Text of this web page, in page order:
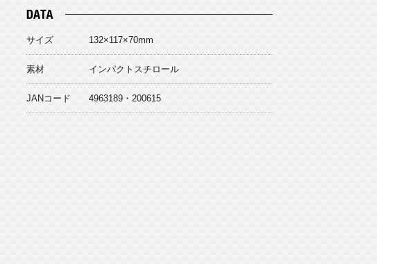
サイズ 132×117×70mm
素材 インパクトスチロール
JANコード 4963189・200615